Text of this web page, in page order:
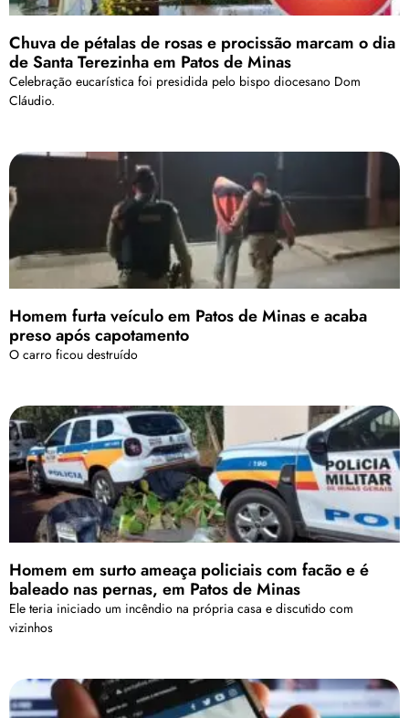
Chuva de pétalas de rosas e procissão marcam o dia
de Santa Terezinha em Patos de Minas
Celebração eucarística foi presidida pelo bispo diocesano Dom
Cláudio.
Homem furta veículo em Patos de Minas e acaba
preso após capotamento
O carro ficou destruído
Homem em surto ameaça policiais com facão e é
baleado nas pernas, em Patos de Minas
Ele teria iniciado um incêndio na própria casa e discutido com
vizinhos